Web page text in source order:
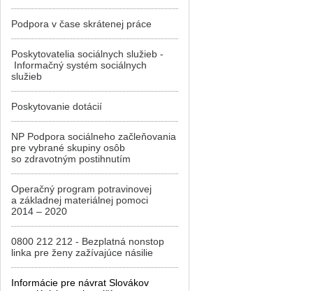
Podpora v čase skrátenej práce
Poskytovatelia sociálnych služieb -
Informačný systém sociálnych
služieb
Poskytovanie dotácií
NP Podpora sociálneho začleňovania
pre vybrané skupiny osôb
so zdravotným postihnutím
Operačný program potravinovej
a základnej materiálnej pomoci
2014 – 2020
0800 212 212 - Bezplatná nonstop
linka pre ženy zažívajúce násilie
Informácie pre návrat Slovákov